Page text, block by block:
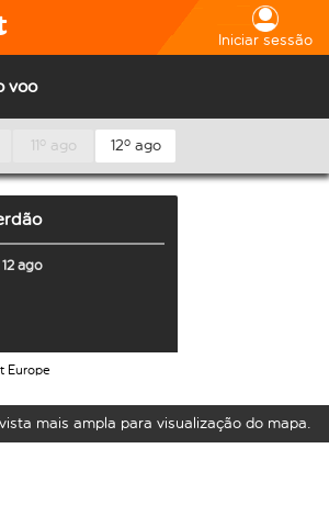
Iniciar sessão
voo
11º ago 12º ago
ago
Europe
mais ampla para visualização do mapa.